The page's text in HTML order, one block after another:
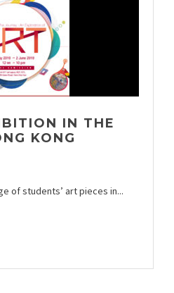
IN THE
KONG
of students’ art pieces in...